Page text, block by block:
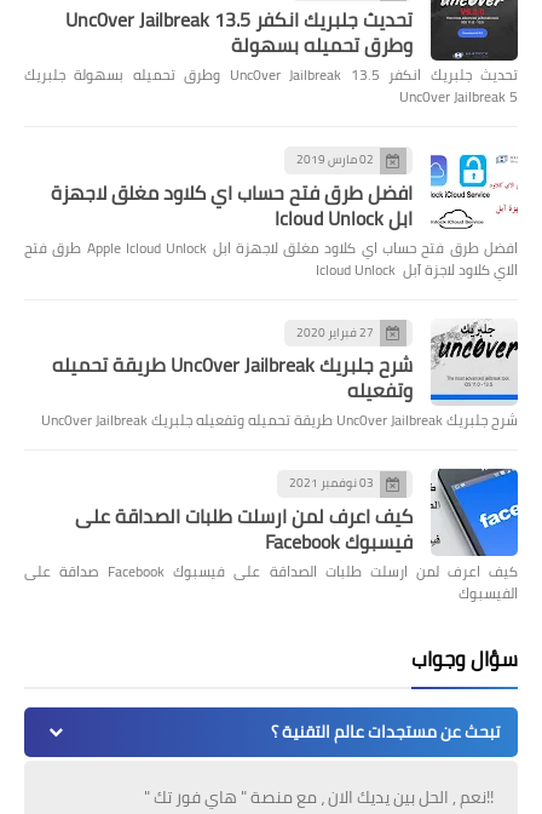
تحديث جلبريك انكفر Unc0ver Jailbreak 13.5
وطرق تحميله بسهولة
تحديث جلبريك انكفر Unc0ver Jailbreak 13.5 وطرق تحميله بسهولة جلبريك
Unc0ver Jailbreak 5
02 مارس 2019
افضل طرق فتح حساب اي كلاود مغلق لاجهزة
ابل Icloud Unlock
افضل طرق فتح حساب اي كلاود مغلق لاجهزة ابل Apple Icloud Unlock طرق فتح
الاي كلاود لاجزة آبل Icloud Unlock
27 فبراير 2020
شرح جلبريك Unc0ver Jailbreak طريقة تحميله
وتفعيله
شرح جلبريك Unc0ver Jailbreak طريقة تحميله وتفعيله جلبريك Unc0ver Jailbreak
03 نوفمبر 2021
كيف اعرف لمن ارسلت طلبات الصداقة على
فيسبوك Facebook
كيف اعرف لمن ارسلت طلبات الصداقة على فيسبوك Facebook صداقة على
الفيسبوك
سؤال وجواب
تبحث عن مستجدات عالم التقنية ؟
!!نعم , الحل بين يديك الان ، مع منصة " هاي فور تك "